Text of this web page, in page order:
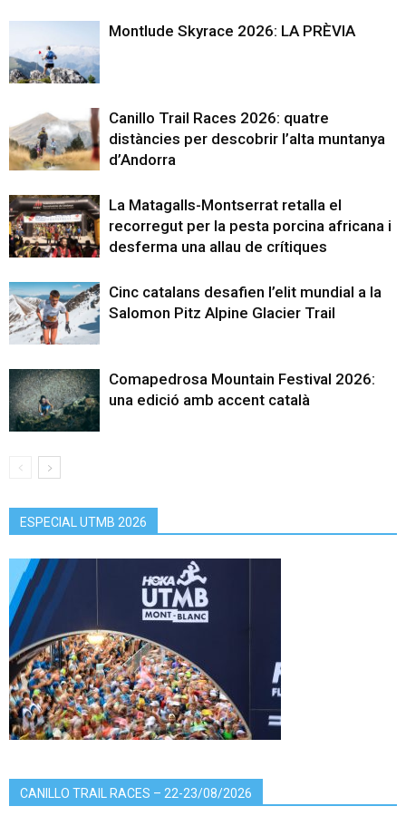
Montlude Skyrace 2026: LA PRÈVIA
Canillo Trail Races 2026: quatre
distàncies per descobrir l’alta muntanya
d’Andorra
La Matagalls-Montserrat retalla el
recorregut per la pesta porcina africana i
desferma una allau de crítiques
Cinc catalans desafien l’elit mundial a la
Salomon Pitz Alpine Glacier Trail
Comapedrosa Mountain Festival 2026:
una edició amb accent català
ESPECIAL UTMB 2026
CANILLO TRAIL RACES – 22-23/08/2026